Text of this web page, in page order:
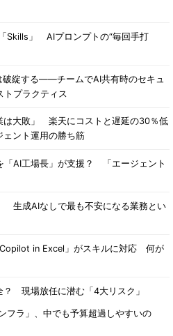
Skills」 AIプロンプトの“毎回手打
破綻する――チームでAI共有時のセキュ
トプラクティス
は大敗」 楽天にコストと遅延の30％低
ェント運用の勝ち筋
「AI工場長」が支援？ 「エージェント
生成AIなしで最も不安になる業務とい
in Excel」がスキルに対応 何が
？ 現場放任に潜む「4大リスク」
フラ」、中でも予算超過しやすいの